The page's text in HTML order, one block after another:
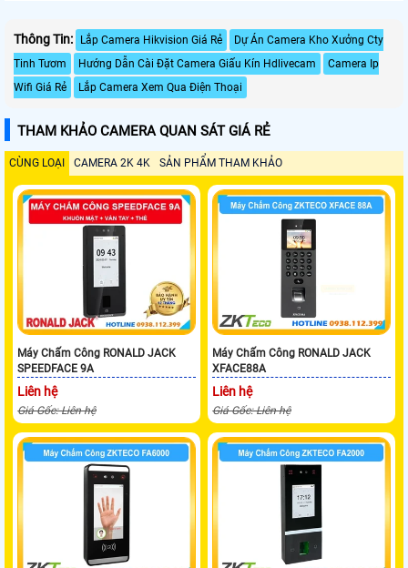
Thông Tin: Lắp Camera Hikvision Giá Rẻ
Dự Án Camera Kho Xưởng Cty
Tinh Tươm
Hướng Dẫn Cài Đặt Camera Giấu Kín Hdlivecam
Camera Ip
Wifi Giá Rẻ
Lắp Camera Xem Qua Điện Thoại
THAM KHẢO CAMERA QUAN SÁT GIÁ RẺ
CÙNG LOẠI CAMERA 2K 4K SẢN PHẨM THAM KHẢO
Máy Chấm Công RONALD JACK
SPEEDFACE 9A
Liên hệ
Giá Gốc: Liên hệ
Máy Chấm Công RONALD JACK
XFACE88A
Liên hệ
Giá Gốc: Liên hệ